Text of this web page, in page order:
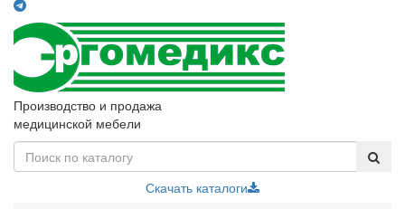
Производство и продажа
медицинской мебели
Скачать каталоги